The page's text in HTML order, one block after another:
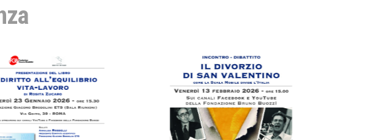
Abstract di Alfredo Rizzo relativo al
seminario del 9 febbraio 2026